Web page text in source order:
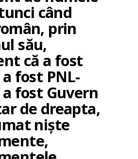
când
prin
său,
că a fost
a fost PNL-
a fost Guvern
de dreapta,
niște